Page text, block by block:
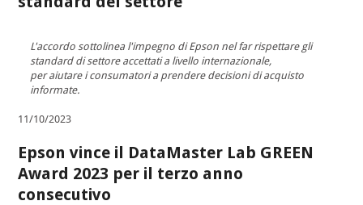
L'accordo sottolinea l'impegno di Epson nel far rispettare gli
standard di settore accettati a livello internazionale,
per aiutare i consumatori a prendere decisioni di acquisto
informate.
11/10/2023
Epson vince il DataMaster Lab GREEN
Award 2023 per il terzo anno
consecutivo